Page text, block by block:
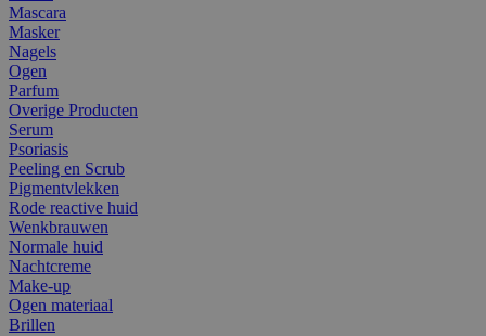
Mascara
Masker
Nagels
Ogen
Parfum
Overige Producten
Serum
Psoriasis
Peeling en Scrub
Pigmentvlekken
Rode reactive huid
Wenkbrauwen
Normale huid
Nachtcreme
Make-up
Ogen materiaal
Brillen